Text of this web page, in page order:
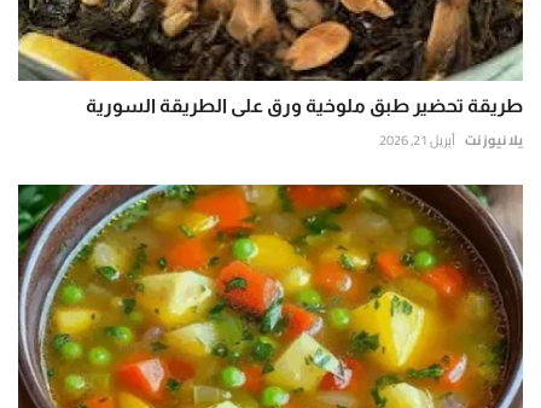
طريقة تحضير طبق ملوخية ورق على الطريقة السورية
يلا نيوز نت أبريل 21, 2026